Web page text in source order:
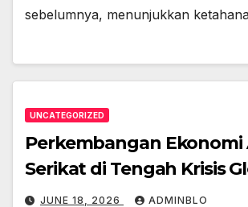
sebelumnya, menunjukkan
UNCATEGORIZED
Perkembangan Ekonomi
Serikat di Tengah Krisis
JUNE 18, 2026 ADMINBLO